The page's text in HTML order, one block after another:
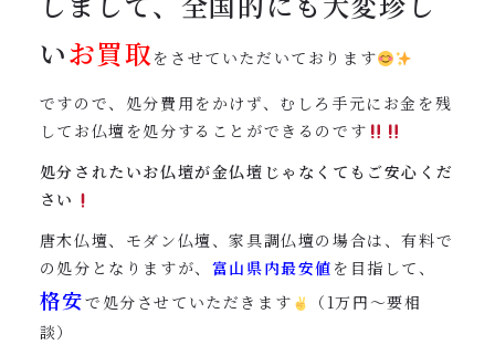
いお買取をさせていただいております
ですので、処分費用をかけず、むしろ手元にお金を残
してお仏壇を処分することができるのです
処分されたいお仏壇が金仏壇じゃなくてもご安心くだ
さい
唐木仏壇、モダン仏壇、家具調仏壇の場合は、有料で
の処分となりますが、 富山県内最安値 を目指して、
格安で処分させていただきます
（1万円〜要相
談）